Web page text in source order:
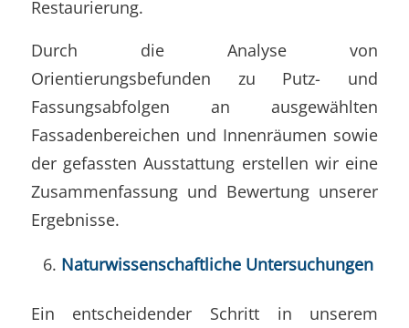
Restaurierung.
Durch die Analyse von
Orientierungsbefunden zu Putz- und
Fassungsabfolgen an ausgewählten
Fassadenbereichen und Innenräumen sowie
der gefassten Ausstattung erstellen wir eine
Zusammenfassung und Bewertung unserer
Ergebnisse.
Naturwissenschaftliche Untersuchungen
Ein entscheidender Schritt in unserem